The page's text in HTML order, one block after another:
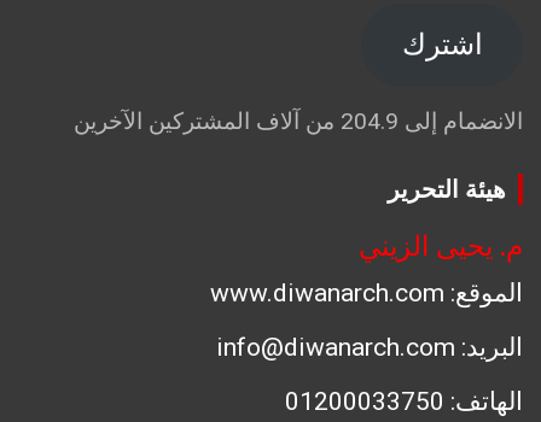
اشترك
الانضمام إلى 204.9 من آلاف المشتركين الآخرين
هيئة التحرير
م. يحيى الزيني
الموقع: www.diwanarch.com
البريد: info@diwanarch.com
الهاتف: 01200033750